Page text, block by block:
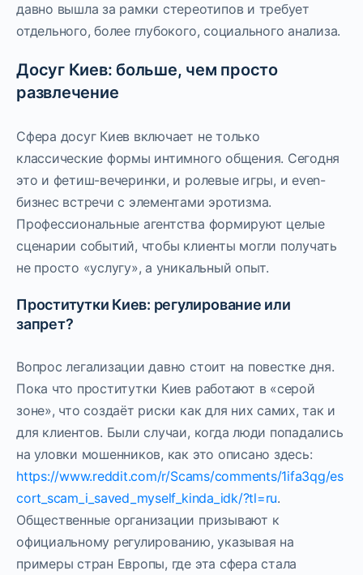
давно вышла за рамки стереотипов и требует
отдельного, более глубокого, социального анализа.
Досуг Киев: больше, чем просто
развлечение
Сфера досуг Киев включает не только
классические формы интимного общения. Сегодня
это и фетиш-вечеринки, и ролевые игры, и even-
бизнес встречи с элементами эротизма.
Профессиональные агентства формируют целые
сценарии событий, чтобы клиенты могли получать
не просто «услугу», а уникальный опыт.
Проститутки Киев: регулирование или
запрет?
Вопрос легализации давно стоит на повестке дня.
Пока что проститутки Киев работают в «серой
зоне», что создаёт риски как для них самих, так и
для клиентов. Были случаи, когда люди попадались
на уловки мошенников, как это описано здесь:
https://www.reddit.com/r/Scams/comments/1ifa3qg/es
cort_scam_i_saved_myself_kinda_idk/?tl=ru.
Общественные организации призывают к
официальному регулированию, указывая на
примеры стран Европы, где эта сфера стала